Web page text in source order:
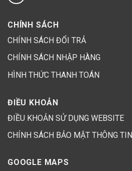
CHÍNH SÁCH
CHÍNH SÁCH ĐỔI TRẢ
CHÍNH SÁCH NHẬP HÀNG
HÌNH THỨC THANH TOÁN
ĐIỀU KHOẢN
ĐIỀU KHOẢN SỬ DỤNG WEBSITE
CHÍNH SÁCH BẢO MẬT THÔNG TIN
GOOGLE MAPS